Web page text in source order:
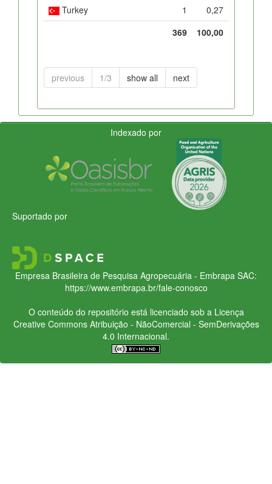
Turkey
1
0,27
369
100,00
previous 1/3 show all next
Indexado por
Suportado por
Empresa Brasileira de Pesquisa Agropecuária - Embrapa SAC:
https://www.embrapa.br/fale-conosco
O conteúdo do repositório está licenciado sob a Licença
Creative CommonsAtribuição - NãoComercial - SemDerivações
4.0 Internacional.